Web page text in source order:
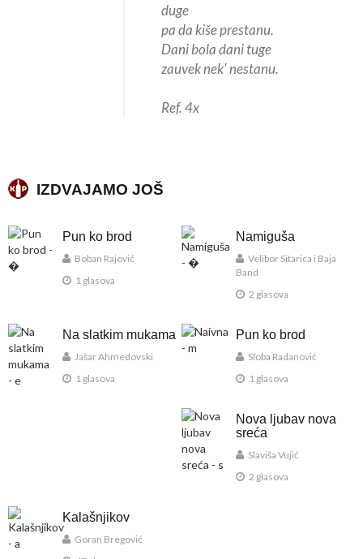
duge
pa da kiše prestanu.
Dani bola dani tuge
zauvek nek' nestanu.
Ref. 4x
IZDVAJAMO JOŠ
Pun ko brod
Boban Rajović
1 glasova
Namiguša
Velibor Sitarica i Baja
Band
2 glasova
Na slatkim mukama
Jašar Ahmedovski
1 glasova
Pun ko brod
Sloba Radanović
1 glasova
Nova ljubav nova
sreća
Slaviša Vujić
2 glasova
Kalašnjikov
Goran Bregović